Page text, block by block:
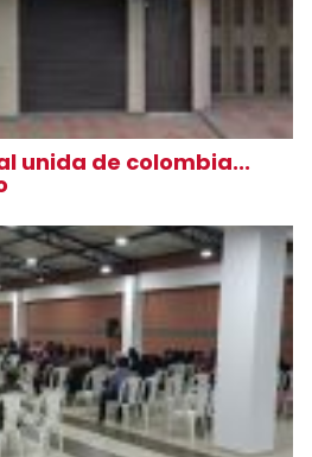
unida de colombia...